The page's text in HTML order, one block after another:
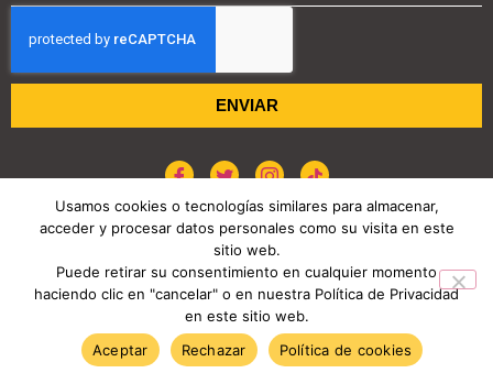
ENVIAR
COPYRIGHT © 2026 REPORTE CRIPTO
POLÍTICA DE COOKIES
TENDENCIAS HOY
Venezuela entra entre los líderes de adopción cripto
Usamos cookies o tecnologías similares para almacenar,
acceder y procesar datos personales como su visita en este
sitio web.
Puede retirar su consentimiento en cualquier momento
haciendo clic en "cancelar" o en nuestra Política de Privacidad
en este sitio web.
Aceptar
Rechazar Política de cookies